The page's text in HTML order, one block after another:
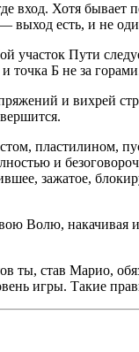
вход. Хотя бывает
выход есть, и не
участок Пути
точка Б не за
и вихрей
пластилином,
и
зажатое,
Волю, накачивая и
ты, став Марио,
игры. Такие